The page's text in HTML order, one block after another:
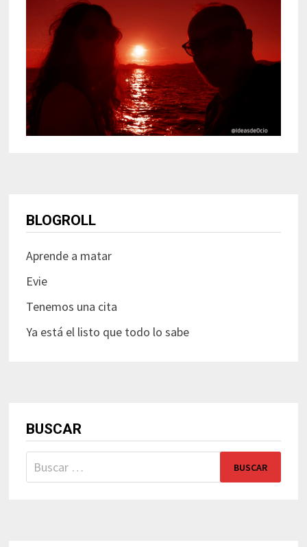
BLOGROLL
Aprende a matar
Evie
Tenemos una cita
Ya está el listo que todo lo sabe
BUSCAR
Buscar: